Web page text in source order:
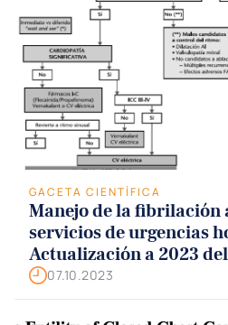
GACETA CIENTÍFICA
Manejo de la fibrilación
servicios de urgencias
Actualización a 2023
SEMES, la SEC y la SETH
07.10.2023